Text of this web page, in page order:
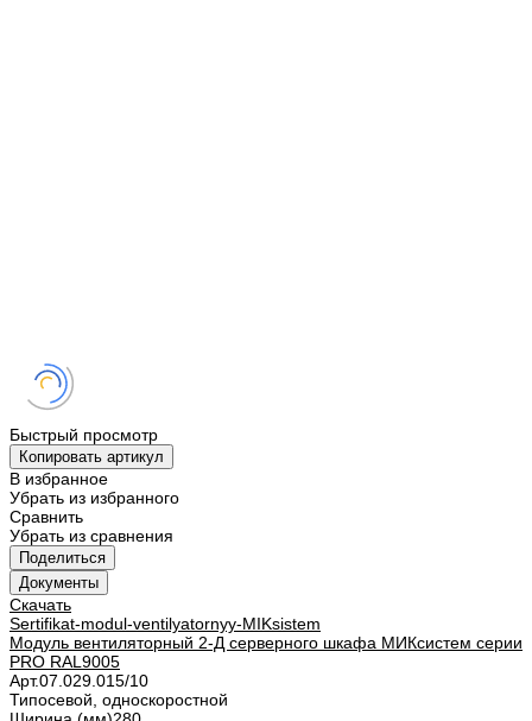
Быстрый просмотр
Копировать артикул
В избранное
Убрать из избранного
Сравнить
Убрать из сравнения
Поделиться
Документы
Скачать
Sertifikat-modul-ventilyatornyy-MIKsistem
Модуль вентиляторный 2-Д серверного шкафа МИКсистем серии
PRO RAL9005
Арт.07.029.015/10
Типосевой, односкоростной